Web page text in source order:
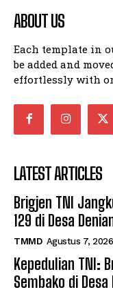
ABOUT US
Each template in
be added and
effortlessly with
LATEST ARTICLES
Brigjen TNI
129 di Desa
TMMD Agustus 7, 2026
Kepedulian TNI:
Sembako di Desa